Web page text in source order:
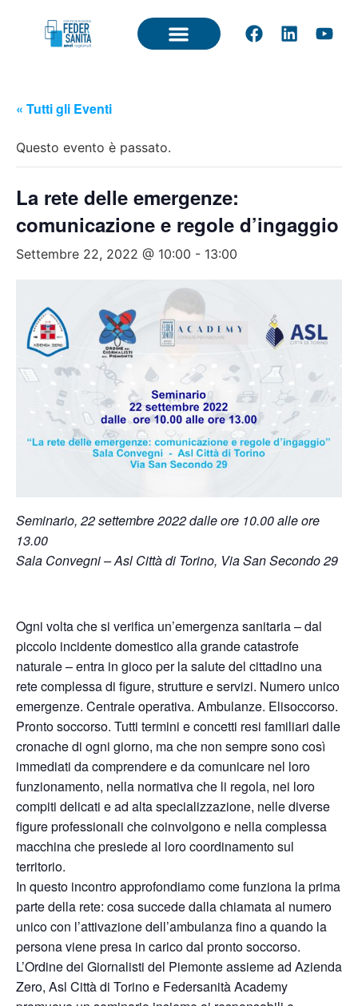
« Tutti gli Eventi
Questo evento è passato.
La rete delle emergenze:
comunicazione e regole d’ingaggio
Settembre 22, 2022 @ 10:00 - 13:00
Seminario, 22 settembre 2022 dalle ore 10.00 alle ore
13.00
Sala Convegni – Asl Città di Torino, Via San Secondo 29
Ogni volta che si verifica un’emergenza sanitaria – dal
piccolo incidente domestico alla grande catastrofe
naturale – entra in gioco per la salute del cittadino una
rete complessa di figure, strutture e servizi. Numero unico
emergenze. Centrale operativa. Ambulanze. Elisoccorso.
Pronto soccorso. Tutti termini e concetti resi familiari dalle
cronache di ogni giorno, ma che non sempre sono così
immediati da comprendere e da comunicare nel loro
funzionamento, nella normativa che li regola, nei loro
compiti delicati e ad alta specializzazione, nelle diverse
figure professionali che coinvolgono e nella complessa
macchina che presiede al loro coordinamento sul
territorio.
In questo incontro approfondiamo come funziona la prima
parte della rete: cosa succede dalla chiamata al numero
unico con l’attivazione dell’ambulanza fino a quando la
persona viene presa in carico dal pronto soccorso.
L’Ordine dei Giornalisti del Piemonte assieme ad Azienda
Zero, Asl Città di Torino e Federsanità Academy